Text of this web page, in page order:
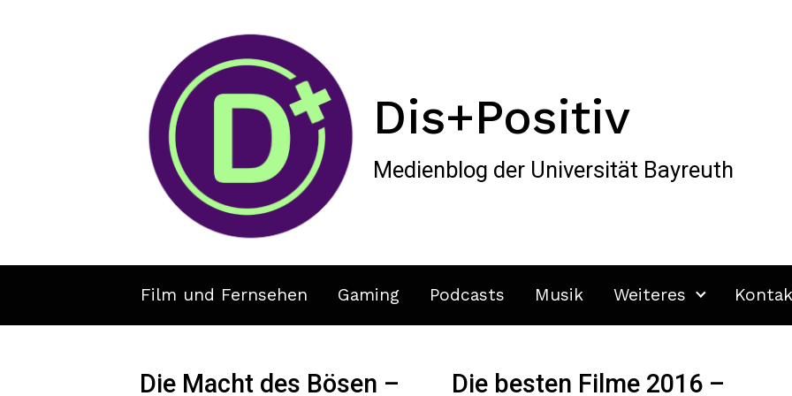
Dis+Positiv
Medienblog der Universität Bayreuth
Film und Fernsehen Gaming Podcasts Musik Weiteres
Die Macht des Bösen – Die besten Filme 2016 –